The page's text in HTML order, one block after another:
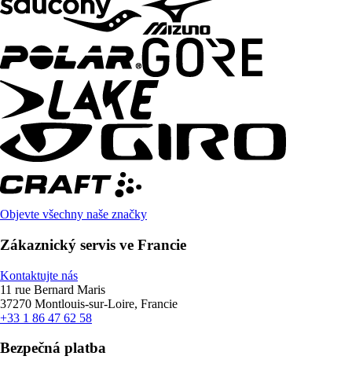
Objevte všechny naše značky
Zákaznický servis ve Francie
Kontaktujte nás
11 rue Bernard Maris
37270 Montlouis-sur-Loire, Francie
+33 1 86 47 62 58
Bezpečná platba